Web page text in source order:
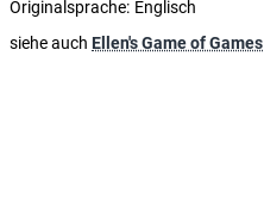
Originalsprache: Englisch
siehe auch Ellen's Game of Games